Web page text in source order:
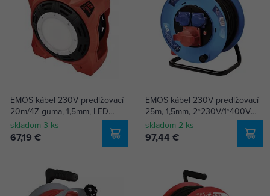
EMOS kábel 230V predlžovací
20m/4Z guma, 1,5mm, LED
reflektor 20W/1600lm,
pohyblivý stred, P08420
skladom 3 ks
67,19 €
EMOS kábel 230V predlžovací
25m, 1,5mm, 2*230V/1*400V
16A, guma bubon P193250
skladom 2 ks
97,44 €